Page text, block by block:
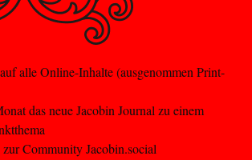
alle Online-Inhalte (ausgenommen Print-
das neue Jacobin Journal zu einem
Community Jacobin.social